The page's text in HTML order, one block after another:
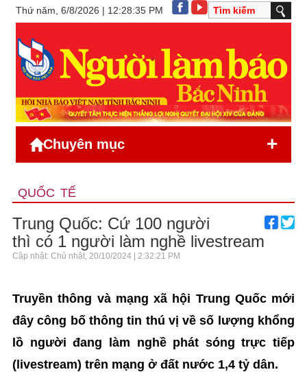
Thứ năm, 6/8/2026 | 12:28:35 PM
Chuyên mục +
QUỐC TẾ
Trung Quốc: Cứ 100 người
thì có 1 người làm nghề livestream
Cập nhật: Chủ nhật, 20/10/2024 | 2:32:21 PM
Truyền thông và mạng xã hội Trung Quốc mới
đây công bố thông tin thú vị về số lượng khổng
lồ người đang làm nghề phát sóng trực tiếp
(livestream) trên mạng ở đất nước 1,4 tỷ dân.